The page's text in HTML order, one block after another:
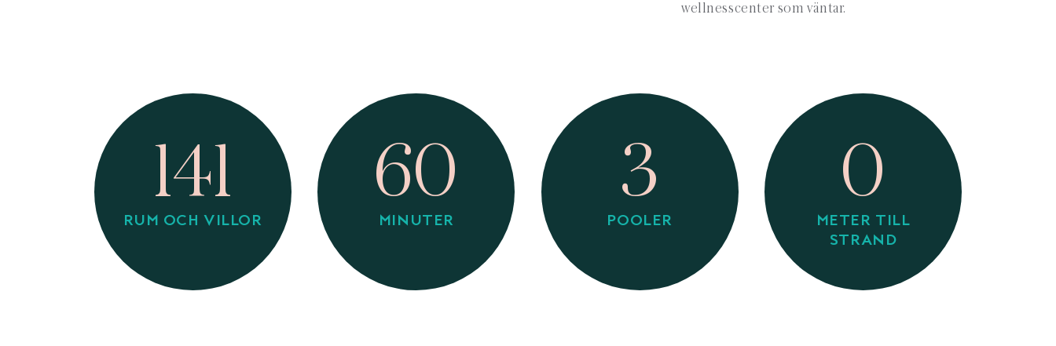
wellnesscenter som väntar.
141
RUM OCH VILLOR
60
MINUTER
3
POOLER
0
METER TILL
STRAND